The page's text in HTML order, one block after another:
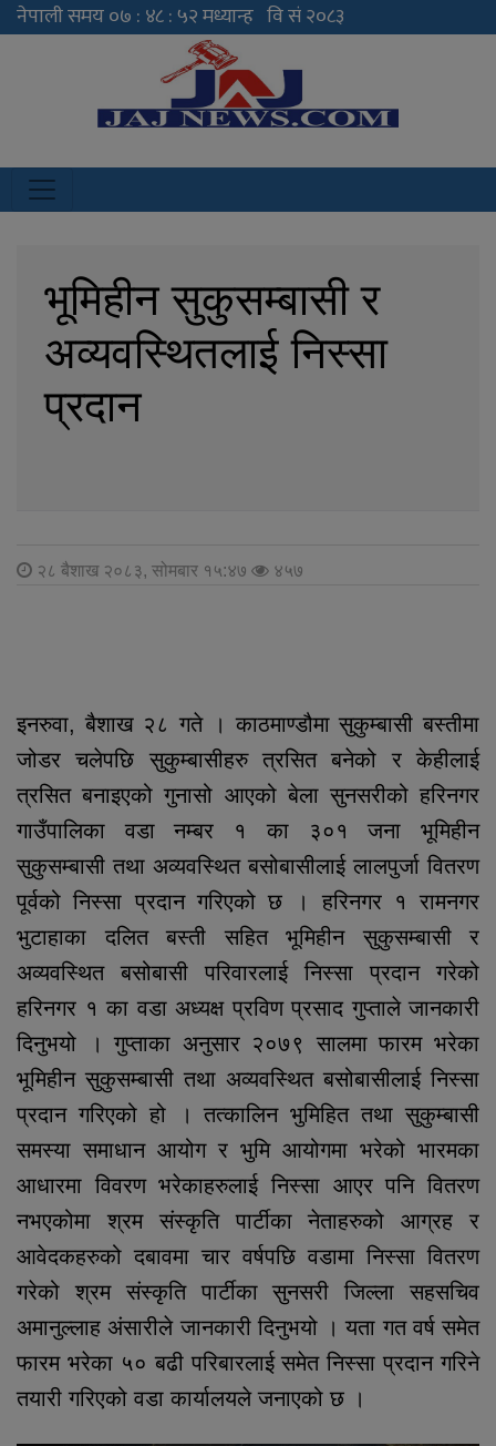
भूमिहीन सुकुसम्बासी र
अव्यवस्थितलाई निस्सा
प्रदान
२८ बैशाख २०८३, सोमबार १५:४७ ४५७
इनरुवा, बैशाख २८ गते । काठमाण्डौमा सुकुम्बासी बस्तीमा
जोडर चलेपछि सुकुम्बासीहरु त्रसित बनेको र केहीलाई
त्रसित बनाइएको गुनासो आएको बेला सुनसरीको हरिनगर
गाउँपालिका वडा नम्बर १ का ३०१ जना भूमिहीन
सुकुसम्बासी तथा अव्यवस्थित बसोबासीलाई लालपुर्जा वितरण
पूर्वको निस्सा प्रदान गरिएको छ । हरिनगर १ रामनगर
भुटाहाका दलित बस्ती सहित भूमिहीन सुकुसम्बासी र
अव्यवस्थित बसोबासी परिवारलाई निस्सा प्रदान गरेको
हरिनगर १ का वडा अध्यक्ष प्रविण प्रसाद गुप्ताले जानकारी
दिनुभयो । गुप्ताका अनुसार २०७९ सालमा फारम भरेका
भूमिहीन सुकुसम्बासी तथा अव्यवस्थित बसोबासीलाई निस्सा
प्रदान गरिएको हो । तत्कालिन भुमिहित तथा सुकुम्बासी
समस्या समाधान आयोग र भुमि आयोगमा भरेको भारमका
आधारमा विवरण भरेकाहरुलाई निस्सा आएर पनि वितरण
नभएकोमा श्रम संस्कृति पार्टीका नेताहरुको आग्रह र
आवेदकहरुको दबावमा चार वर्षपछि वडामा निस्सा वितरण
गरेको श्रम संस्कृति पार्टीका सुनसरी जिल्ला सहसचिव
अमानुल्लाह अंसारीले जानकारी दिनुभयो । यता गत वर्ष समेत
फारम भरेका ५० बढी परिबारलाई समेत निस्सा प्रदान गरिने
तयारी गरिएको वडा कार्यालयले जनाएको छ ।